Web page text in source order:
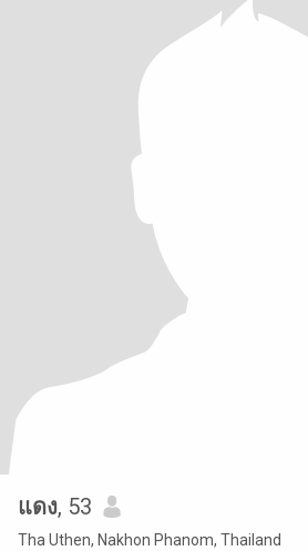
แดง, 53
Tha Uthen, Nakhon Phanom, Thailand